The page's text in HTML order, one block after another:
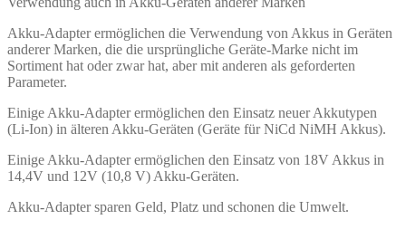
Akku-Adapter ermöglichen die Verwendung von Akkus in Geräten
anderer Marken, die die ursprüngliche Geräte-Marke nicht im
Sortiment hat oder zwar hat, aber mit anderen als geforderten
Parameter.
Einige Akku-Adapter ermöglichen den Einsatz neuer Akkutypen
(Li-Ion) in älteren Akku-Geräten (Geräte für NiCd NiMH Akkus).
Einige Akku-Adapter ermöglichen den Einsatz von 18V Akkus in
14,4V und 12V (10,8 V) Akku-Geräten.
Akku-Adapter sparen Geld, Platz und schonen die Umwelt.